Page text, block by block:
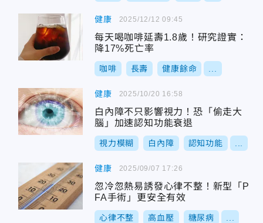
健康
每天喝咖啡延壽1.8歲！研究證實：
降17%死亡率
咖啡 長壽 健康餘命
2025/12/12 09:45
健康
白內障不只影響視力！恐「偷走大
腦」加速認知功能衰退
視力模糊 白內障 認知功能
2025/10/20 16:58
健康
忽冷忽熱易誘發心律不整！新型「P
FA手術」更安全有效
心律不整 高血壓 糖尿病
2025/09/07 17:26